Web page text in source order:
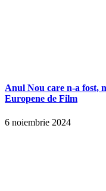
Anul Nou care n-a fost,
Europene de Film
6 noiembrie 2024